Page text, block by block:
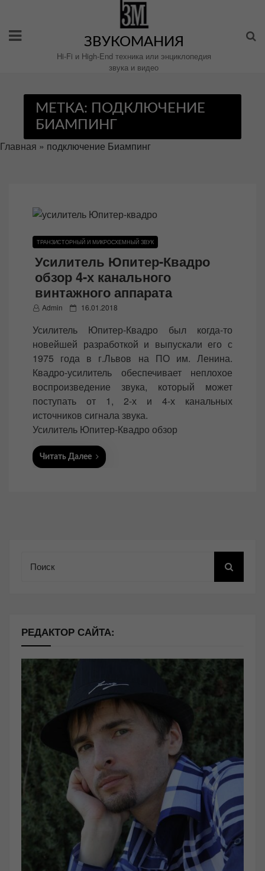
содержимому
ЗВУКОМАНИЯ
Hi-Fi и High-End техника или энциклопедия
звука и видео
МЕТКА: ПОДКЛЮЧЕНИЕ
БИАМПИНГ
Главная » подключение Биампинг
ТРАНЗИСТОРНЫЙ И МИКРОСХЕМНЫЙ ЗВУК
Усилитель Юпитер-Квадро
обзор 4-х канального
винтажного аппарата
Admin
P
s
t
e
d
o
n
16.01.2018
Усилитель Юпитер-Квадро был когда-то
новейшей разработкой и выпускали его с
1975 года в г.Львов на ПО им. Ленина.
Квадро-усилитель обеспечивает неплохое
воспроизведение звука, который может
поступать от 1, 2-х и 4-х канальных
источников сигнала звука.
Усилитель Юпитер-Квадро обзор
Читать Далее
РЕДАКТОР САЙТА: